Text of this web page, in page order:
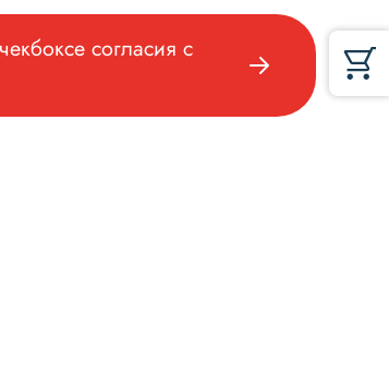
согласия с